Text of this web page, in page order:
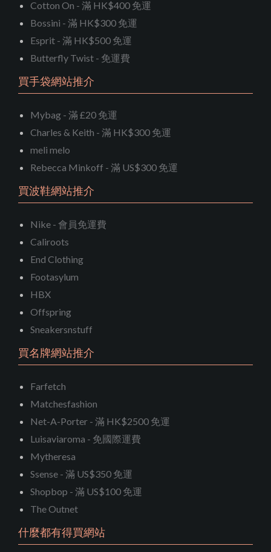
Cotton On - 滿 HK$400 免運
Bossini - 滿 HK$300 免運
Esprit - 滿 HK$500 免運
Butterfly Twist - 免運費
買手袋網站推介
Mybag - 滿 £20 免運
Charles & Keith - 滿 HK$300 免運
meli melo
Rebecca Minkoff - 滿 US$300 免運
買波鞋網站推介
Nike - 會員免運費
Caliroots
End Clothing
Footasylum
HBX
Offspring
Sneakersnstuff
買名牌網站推介
Farfetch
Matchesfashion
Net-A-Porter - 滿 HK$2500 免運
Luisaviaroma - 免國際運費
Mytheresa
Ssense - 滿 US$350 免運
Shopbop - 滿 US$100 免運
The Outnet
什麼都有得買網站